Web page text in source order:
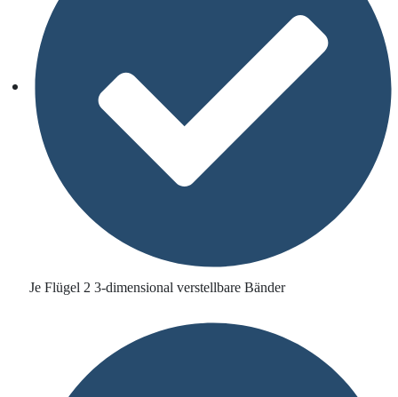
Je Flügel 2 3-dimensional verstellbare Bänder